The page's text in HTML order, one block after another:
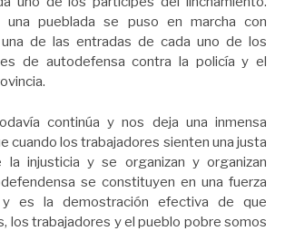
una pueblada se puso en marcha con
de las entradas de cada uno de los
de autodefensa contra la policía y el
continúa y nos deja una inmensa
cuando los trabajadores sienten una justa
la injusticia y se organizan y organizan
se constituyen en una fuerza
es la demostración efectiva de que
los trabajadores y el pueblo pobre somos